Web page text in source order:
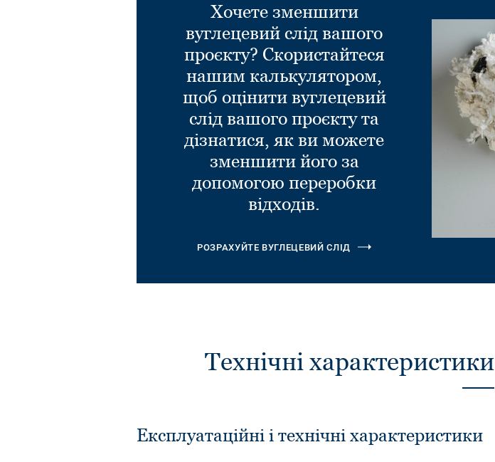
Хочете зменшити
вуглецевий слід вашого
проєкту? Скористайтеся
нашим калькулятором,
щоб оцінити вуглецевий
слід вашого проєкту та
дізнатися, як ви можете
зменшити його за
допомогою переробки
відходів.
РОЗРАХУЙТЕ ВУГЛЕЦЕВИЙ СЛІД
Технічні
Експлуатаційні і технічні характеристики